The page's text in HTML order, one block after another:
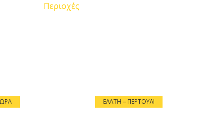
Περιοχές
ΕΛΆΤΗ – ΠΕΡΤΟΎΛΙ